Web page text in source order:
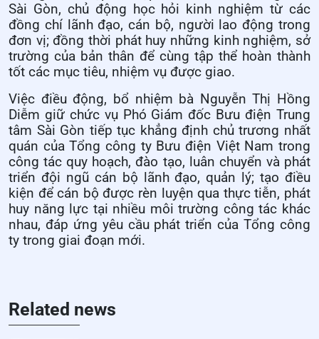
Sài Gòn, chủ động học hỏi kinh nghiệm từ các
đồng chí lãnh đạo, cán bộ, người lao động trong
đơn vị; đồng thời phát huy những kinh nghiệm, sở
trường của bản thân để cùng tập thể hoàn thành
tốt các mục tiêu, nhiệm vụ được giao.
Việc điều động, bổ nhiệm bà Nguyễn Thị Hồng
Diễm giữ chức vụ Phó Giám đốc Bưu điện Trung
tâm Sài Gòn tiếp tục khẳng định chủ trương nhất
quán của Tổng công ty Bưu điện Việt Nam trong
công tác quy hoạch, đào tạo, luân chuyển và phát
triển đội ngũ cán bộ lãnh đạo, quản lý; tạo điều
kiện để cán bộ được rèn luyện qua thực tiễn, phát
huy năng lực tại nhiều môi trường công tác khác
nhau, đáp ứng yêu cầu phát triển của Tổng công
ty trong giai đoạn mới.
Related news